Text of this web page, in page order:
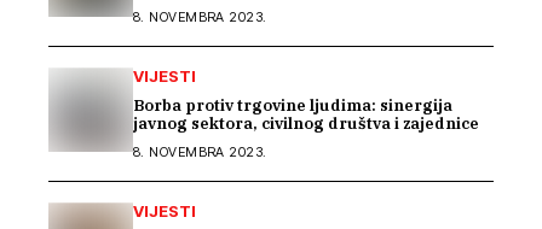
8. NOVEMBRA 2023.
VIJESTI
Borba protiv trgovine ljudima: sinergija
javnog sektora, civilnog društva i zajednice
8. NOVEMBRA 2023.
VIJESTI